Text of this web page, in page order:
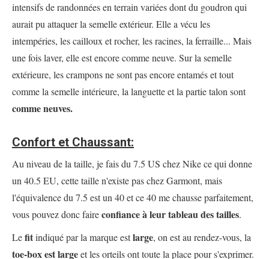
intensifs de randonnées en terrain variées dont du goudron qui
aurait pu attaquer la semelle extérieur. Elle a vécu les
intempéries, les cailloux et rocher, les racines, la ferraille... Mais
une fois laver, elle est encore comme neuve. Sur la semelle
extérieure, les crampons ne sont pas encore entamés et tout
comme la semelle intérieure, la languette et la partie talon sont
comme neuves.
Confort et Chaussant:
Au niveau de la taille, je fais du 7.5 US chez Nike ce qui donne
un 40.5 EU, cette taille n'existe pas chez Garmont, mais
l'équivalence du 7.5 est un 40 et ce 40 me chausse parfaitement,
vous pouvez donc faireconfiance à leur tableau des tailles.
Lefitindiqué par la marque estlarge, on est au rendez-vous, la
toe-box est largeet les orteils ont toute la place pour s'exprimer.